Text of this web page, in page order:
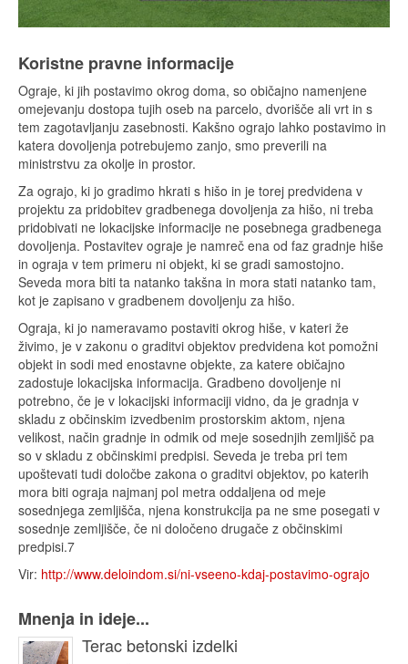
Koristne pravne informacije
Ograje, ki jih postavimo okrog doma, so običajno namenjene
omejevanju dostopa tujih oseb na parcelo, dvorišče ali vrt in s
tem zagotavljanju zasebnosti. Kakšno ograjo lahko postavimo in
katera dovoljenja potrebujemo zanjo, smo preverili na
ministrstvu za okolje in prostor.
Za ograjo, ki jo gradimo hkrati s hišo in je torej predvidena v
projektu za pridobitev gradbenega dovoljenja za hišo, ni treba
pridobivati ne lokacijske informacije ne posebnega gradbenega
dovoljenja. Postavitev ograje je namreč ena od faz gradnje hiše
in ograja v tem primeru ni objekt, ki se gradi samostojno.
Seveda mora biti ta natanko takšna in mora stati natanko tam,
kot je zapisano v gradbenem dovoljenju za hišo.
Ograja, ki jo nameravamo postaviti okrog hiše, v kateri že
živimo, je v zakonu o graditvi objektov predvidena kot pomožni
objekt in sodi med enostavne objekte, za katere običajno
zadostuje lokacijska informacija. Gradbeno dovoljenje ni
potrebno, če je v lokacijski informaciji vidno, da je gradnja v
skladu z občinskim izvedbenim prostorskim aktom, njena
velikost, način gradnje in odmik od meje sosednjih zemljišč pa
so v skladu z občinskimi predpisi. Seveda je treba pri tem
upoštevati tudi določbe zakona o graditvi objektov, po katerih
mora biti ograja najmanj pol metra oddaljena od meje
sosednjega zemljišča, njena konstrukcija pa ne sme posegati v
sosednje zemljišče, če ni določeno drugače z občinskimi
predpisi.7
Vir: http://www.deloindom.si/ni-vseeno-kdaj-postavimo-ograjo
Mnenja in ideje...
Terac betonski izdelki